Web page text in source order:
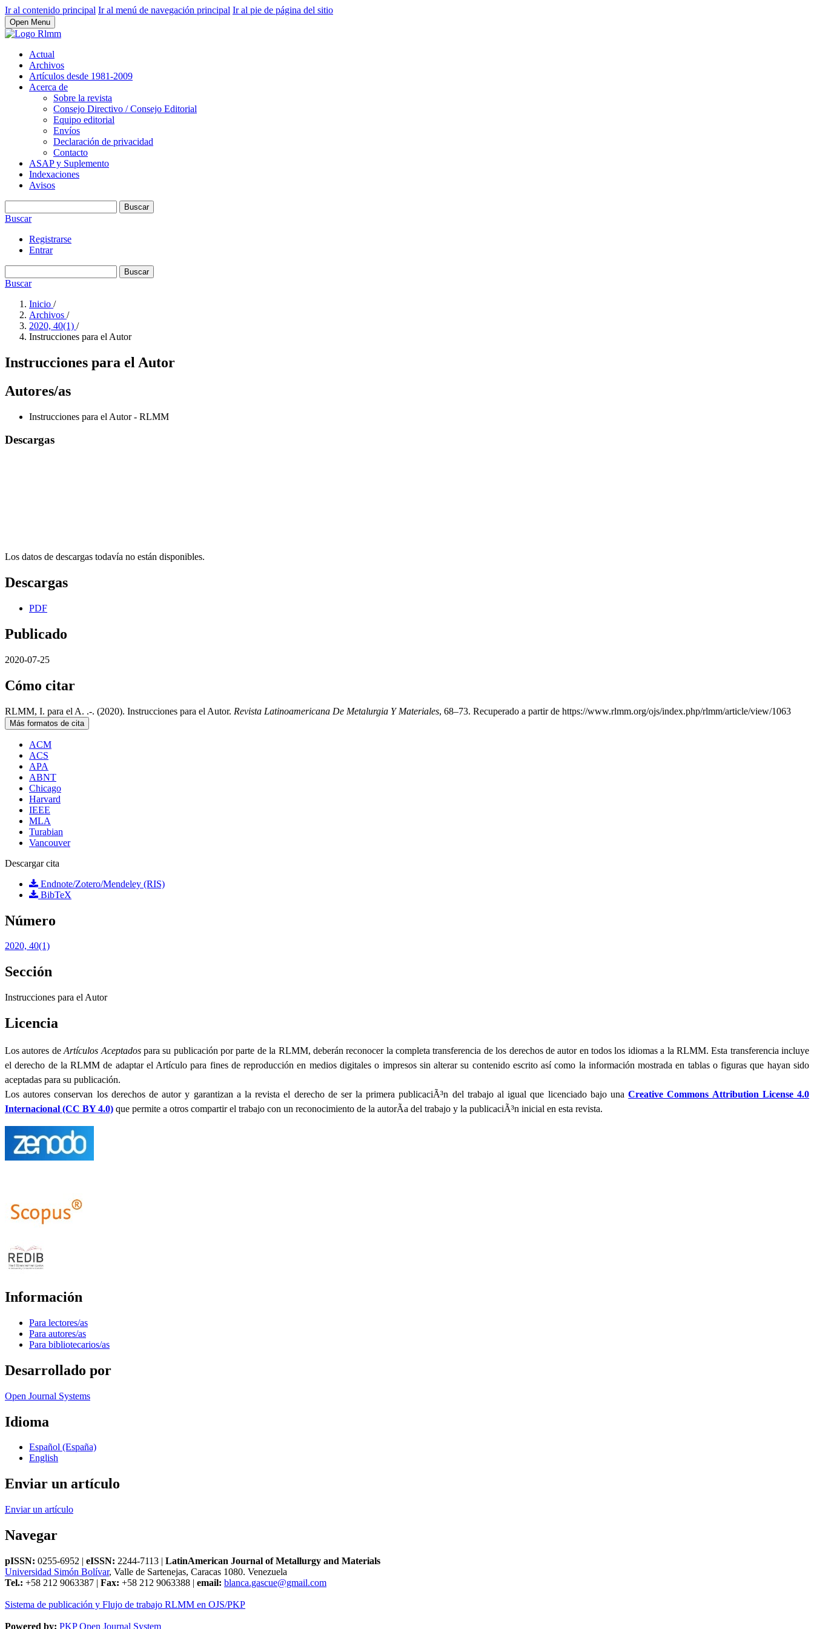
Ir al contenido principal Ir al menú de navegación principal Ir al pie de página del sitio
Open Menu
Actual
Archivos
Artículos desde 1981-2009
Acerca de
Sobre la revista
Consejo Directivo / Consejo Editorial
Equipo editorial
Envíos
Declaración de privacidad
Contacto
ASAP y Suplemento
Indexaciones
Avisos
Buscar
Buscar
Registrarse
Entrar
Buscar
Buscar
Inicio /
Archivos /
2020, 40(1) /
Instrucciones para el Autor
Instrucciones para el Autor
Autores/as
Instrucciones para el Autor - RLMM
Descargas
Los datos de descargas todavía no están disponibles.
Descargas
PDF
Publicado
2020-07-25
Cómo citar
RLMM, I. para el A. .-. (2020). Instrucciones para el Autor. Revista Latinoamericana De Metalurgia Y Materiales, 68–73. Recuperado a partir de https://www.rlmm.org/ojs/index.php/rlmm/article/view/1063
Más formatos de cita
ACM
ACS
APA
ABNT
Chicago
Harvard
IEEE
MLA
Turabian
Vancouver
Descargar cita
Endnote/Zotero/Mendeley (RIS)
BibTeX
Número
2020, 40(1)
Sección
Instrucciones para el Autor
Licencia
Los autores deArtículos Aceptadospara su publicación por parte de la RLMM, deberán reconocer la completa transferencia de los derechos de autor en todos los idiomas a la RLMM. Esta transferencia incluye
el derecho de la RLMM de adaptar el Artículo para fines de reproducción en medios digitales o impresos sin alterar su contenido escrito así como la información mostrada en tablas o figuras que hayan sido
aceptadas para su publicación.
Los autores conservan los derechos de autor y garantizan a la revista el derecho de ser la primera publicaciÃ³n del trabajo al igual que licenciado bajo unaCreative Commons Attribution License 4.0
Internacional (CC BY 4.0) que permite a otros compartir el trabajo con un reconocimiento de la autorÃ­a del trabajo y la publicaciÃ³n inicial en esta revista.
Información
Para lectores/as
Para autores/as
Para bibliotecarios/as
Desarrollado por
Open Journal Systems
Idioma
Español (España)
English
Enviar un artículo
Enviar un artículo
Navegar
pISSN: 0255-6952 | eISSN: 2244-7113 | LatinAmerican Journal of Metallurgy and Materials
Universidad Simón Bolívar, Valle de Sartenejas, Caracas 1080. Venezuela
Tel.: +58 212 9063387 | Fax: +58 212 9063388 | email: blanca.gascue@gmail.com
Sistema de publicación y Flujo de trabajo RLMM en OJS/PKP
Powered by: PKP Open Journal System